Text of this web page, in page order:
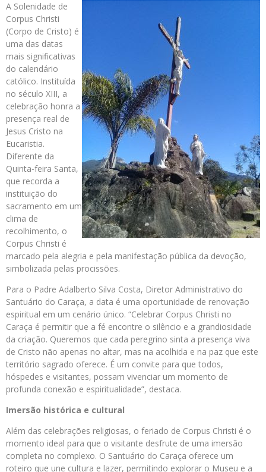
A Solenidade de
Corpus Christi
(Corpo de Cristo) é
uma das datas
mais significativas
do calendário
católico. Instituída
no século XIII, a
celebração honra a
presença real de
Jesus Cristo na
Eucaristia.
Diferente da
Quinta-feira Santa,
que recorda a
instituição do
sacramento em um
clima de
recolhimento, o
Corpus Christi é
marcado pela alegria e pela manifestação pública da devoção,
simbolizada pelas procissões.
Para o Padre Adalberto Silva Costa, Diretor Administrativo do
Santuário do Caraça, a data é uma oportunidade de renovação
espiritual em um cenário único. “Celebrar Corpus Christi no
Caraça é permitir que a fé encontre o silêncio e a grandiosidade
da criação. Queremos que cada peregrino sinta a presença viva
de Cristo não apenas no altar, mas na acolhida e na paz que este
território sagrado oferece. É um convite para que todos,
hóspedes e visitantes, possam vivenciar um momento de
profunda conexão e espiritualidade”, destaca.
Imersão histórica e cultural
Além das celebrações religiosas, o feriado de Corpus Christi é o
momento ideal para que o visitante desfrute de uma imersão
completa no complexo. O Santuário do Caraça oferece um
roteiro que une cultura e lazer, permitindo explorar o Museu e a